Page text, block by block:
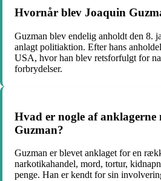
Hvornår blev Joaquin
Guzman blev endelig anholdt den 8.
anlagt politiaktion. Efter hans
USA, hvor han blev retsforfulgt for
forbrydelser.
Hvad er nogle af anklagerne
Guzman?
Guzman er blevet anklaget for en
narkotikahandel, mord, tortur,
penge. Han er kendt for sin